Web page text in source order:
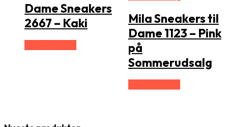
Dame Sneakers
2667 – Kaki
Mila Sneakers til
Dame 1123 – Pink
på
Sommerudsalg